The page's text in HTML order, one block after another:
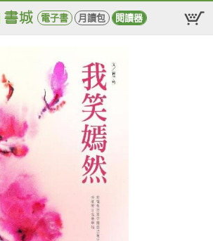
電子書 月讀包 閱讀器